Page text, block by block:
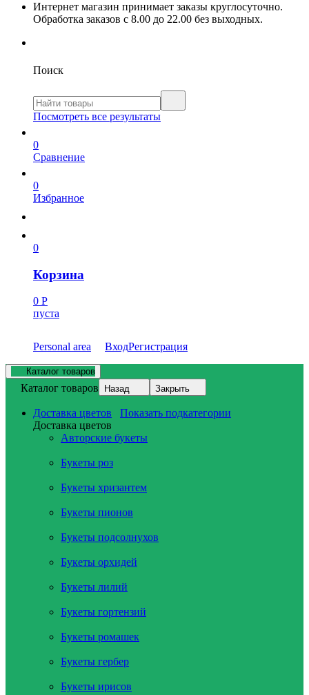
Интернет магазин принимает заказы круглосуточно.
Обработка заказов с 8.00 до 22.00 без выходных.
Поиск
Посмотреть все результаты
0
Сравнение
0
Избранное
0
Корзина
0 Р
пуста
Personal area ВходРегистрация
Каталог товаров
Каталог товаров Назад Закрыть
Доставка цветов
Показать подкатегории
Доставка цветов
Авторские букеты
Букеты роз
Букеты хризантем
Букеты пионов
Букеты подсолнухов
Букеты орхидей
Букеты лилий
Букеты гортензий
Букеты ромашек
Букеты гербер
Букеты ирисов